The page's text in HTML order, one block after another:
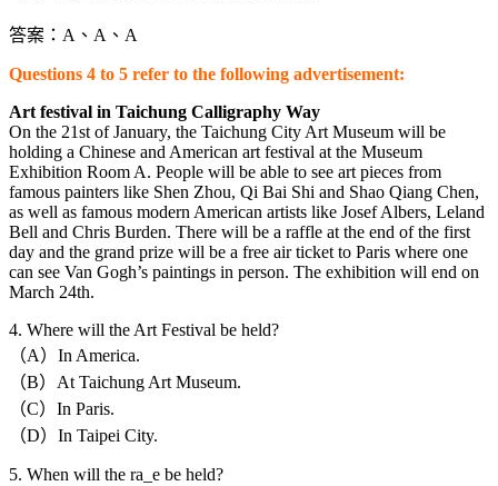
答案：A、A、A
Questions 4 to 5 refer to the following advertisement:
Art festival in Taichung Calligraphy Way
On the 21st of January, the Taichung City Art Museum will be
holding a Chinese and American art festival at the Museum
Exhibition Room A. People will be able to see art pieces from
famous painters like Shen Zhou, Qi Bai Shi and Shao Qiang Chen,
as well as famous modern American artists like Josef Albers, Leland
Bell and Chris Burden. There will be a raffle at the end of the first
day and the grand prize will be a free air ticket to Paris where one
can see Van Gogh’s paintings in person. The exhibition will end on
March 24th.
4. Where will the Art Festival be held?
（A）In America.
（B）At Taichung Art Museum.
（C）In Paris.
（D）In Taipei City.
5. When will the ra_e be held?